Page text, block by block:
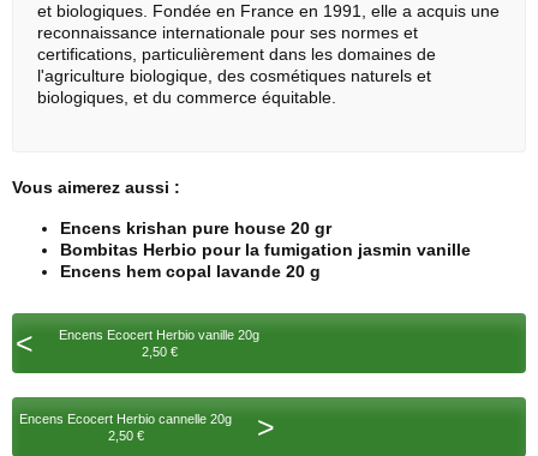
et biologiques. Fondée en France en 1991, elle a acquis une
reconnaissance internationale pour ses normes et
certifications, particulièrement dans les domaines de
l'agriculture biologique, des cosmétiques naturels et
biologiques, et du commerce équitable.
Vous aimerez aussi :
Encens krishan pure house 20 gr
Bombitas Herbio pour la fumigation jasmin vanille
Encens hem copal lavande 20 g
<
Encens Ecocert Herbio vanille 20g
2,50 €
Encens Ecocert Herbio cannelle 20g
2,50 €
>